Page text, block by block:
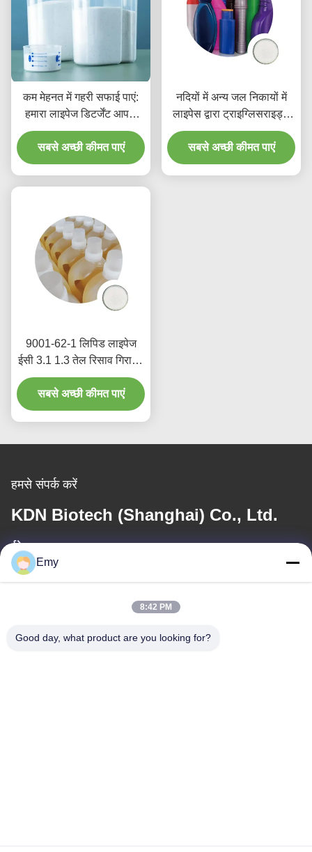
कम मेहनत में गहरी सफाई पाएं:
हमारा लाइपेज डिटर्जेंट आपके
लिए काम करता है
सबसे अच्छी कीमत पाएं
नदियों में अन्य जल निकायों में
लाइपेस द्वारा ट्राइग्लिसराइड्स
का हाइड्रोलिसिस
सबसे अच्छी कीमत पाएं
9001-62-1 लिपिड लाइपेज
ईसी 3.1 1.3 तेल रिसाव गिरावट
खाद्य योज्य थोक
सबसे अच्छी कीमत पाएं
हमसे संपर्क करें
KDN Biotech (Shanghai) Co., Ltd.
ईमेल
Emy
8:42 PM
Good day, what product are you looking for?